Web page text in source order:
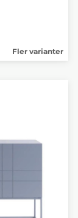
Fler varianter